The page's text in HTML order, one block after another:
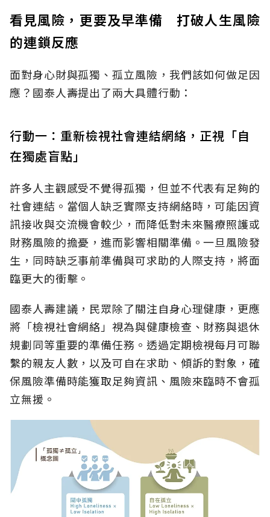
看見風險，更要及早準備 打破人生風險
的連鎖反應
面對身心財與孤獨、孤立風險，我們該如何做足因
應？國泰人壽提出了兩大具體行動：
行動一：重新檢視社會連結網絡，正視「自
在獨處盲點」
許多人主觀感受不覺得孤獨，但並不代表有足夠的
社會連結。當個人缺乏實際支持網絡時，可能因資
訊接收與交流機會較少，而降低對未來醫療照護或
財務風險的擔憂，進而影響相關準備。一旦風險發
生，同時缺乏事前準備與可求助的人際支持，將面
臨更大的衝擊。
國泰人壽建議，民眾除了關注自身心理健康，更應
將「檢視社會網絡」視為與健康檢查、財務與退休
規劃同等重要的準備任務。透過定期檢視每月可聯
繫的親友人數，以及可自在求助、傾訴的對象，確
保風險準備時能獲取足夠資訊、風險來臨時不會孤
立無援。